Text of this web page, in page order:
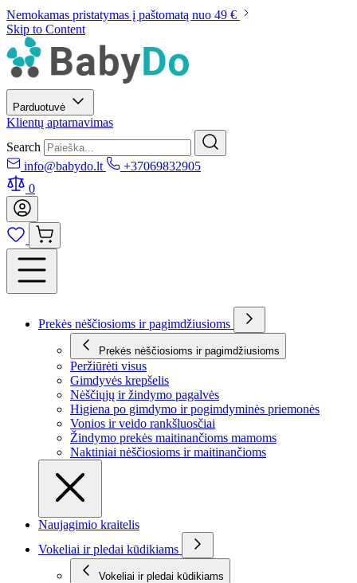
Nemokamas pristatymas į paštomatą nuo 49 €
Skip to Content
Parduotuvė
Klientų aptarnavimas
Search
info@babydo.lt
+37069832905
0
Prekės nėščiosioms ir pagimdžiusioms
Prekės nėščiosioms ir pagimdžiusioms
Peržiūrėti visus
Gimdyvės krepšelis
Nėščiųjų ir žindymo pagalvės
Higiena po gimdymo ir pogimdyminės priemonės
Vonios ir veido rankšluosčiai
Žindymo prekės maitinančioms mamoms
Naktiniai nėščiosioms ir maitinančioms
Naujagimio kraitelis
Vokeliai ir pledai kūdikiams
Vokeliai ir pledai kūdikiams